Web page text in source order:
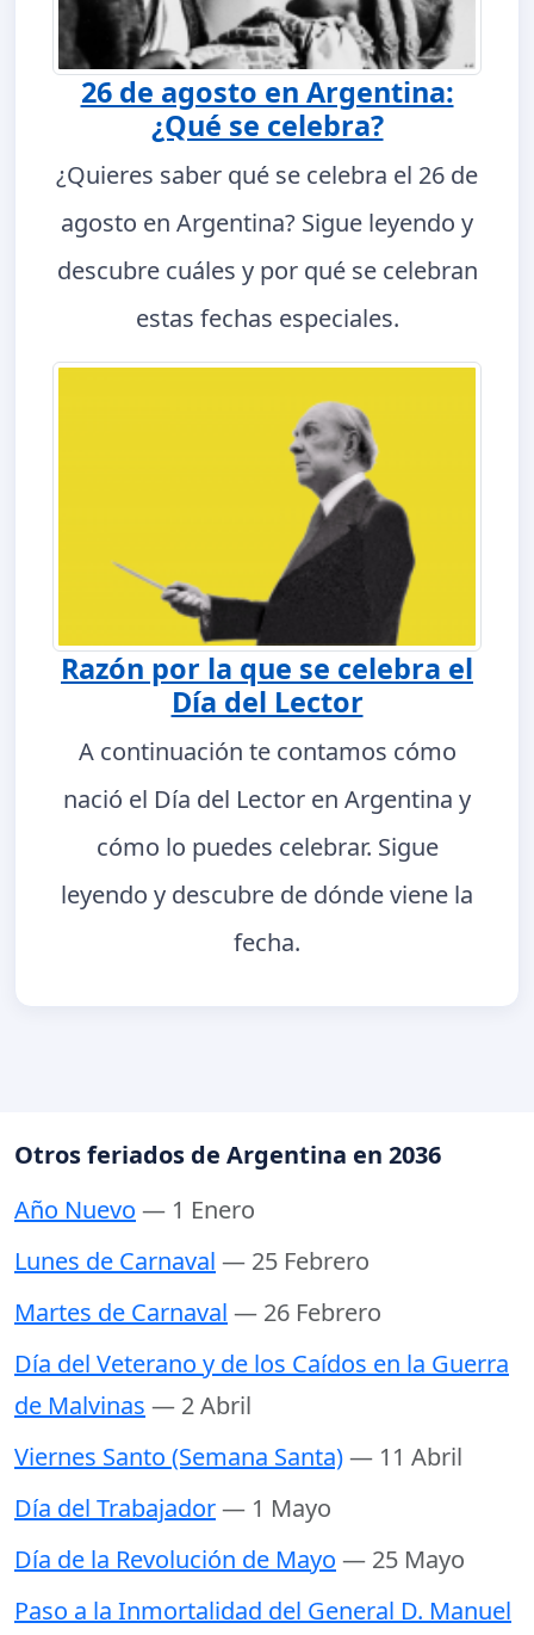
26 de agosto en Argentina:
¿Qué se celebra?
¿Quieres saber qué se celebra el 26 de
agosto en Argentina? Sigue leyendo y
descubre cuáles y por qué se celebran
estas fechas especiales.
Razón por la que se celebra el
Día del Lector
A continuación te contamos cómo
nació el Día del Lector en Argentina y
cómo lo puedes celebrar. Sigue
leyendo y descubre de dónde viene la
fecha.
Otros feriados de Argentina en 2036
Año Nuevo — 1 Enero
Lunes de Carnaval — 25 Febrero
Martes de Carnaval — 26 Febrero
Día del Veterano y de los Caídos en la Guerra
de Malvinas — 2 Abril
Viernes Santo (Semana Santa)— 11 Abril
Día del Trabajador— 1 Mayo
Día de la Revolución de Mayo — 25 Mayo
Paso a la Inmortalidad del General D. Manuel